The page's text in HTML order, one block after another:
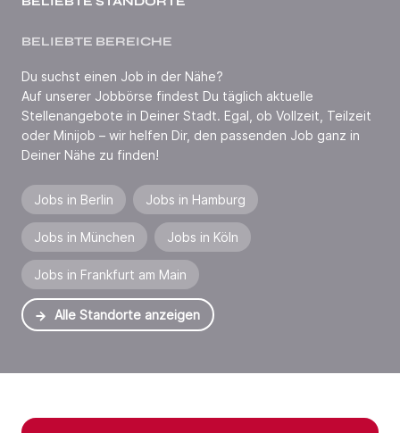
BELIEBTE BEREICHE
Du suchst einen Job in der Nähe?
Auf unserer Jobbörse findest Du täglich aktuelle
Stellenangebote in Deiner Stadt. Egal, ob Vollzeit, Teilzeit
oder Minijob – wir helfen Dir, den passenden Job ganz in
Deiner Nähe zu finden!
Jobs in Berlin Jobs in Hamburg
Jobs in München Jobs in Köln
Jobs in Frankfurt am Main
Alle Standorte anzeigen
Jobs in Branchen